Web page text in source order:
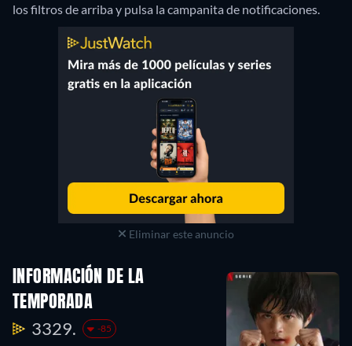
los filtros de arriba y pulsa la campanita de notificaciones.
Eliminar este anuncio
INFORMACIÓN DE LA
TEMPORADA
3329. -85